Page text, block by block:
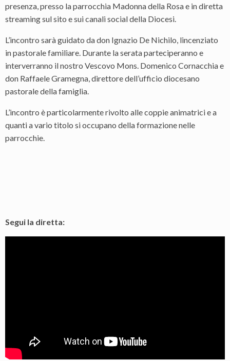
presenza, presso la parrocchia Madonna della Rosa e in diretta
streaming sul sito e sui canali social della Diocesi.
L’incontro sarà guidato da don Ignazio De Nichilo, lincenziato
in pastorale familiare. Durante la serata parteciperanno e
interverranno il nostro Vescovo Mons. Domenico Cornacchia e
don Raffaele Gramegna, direttore dell’ufficio diocesano
pastorale della famiglia.
L’incontro è particolarmente rivolto alle coppie animatrici e a
quanti a vario titolo si occupano della formazione nelle
parrocchie.
Segui la diretta: